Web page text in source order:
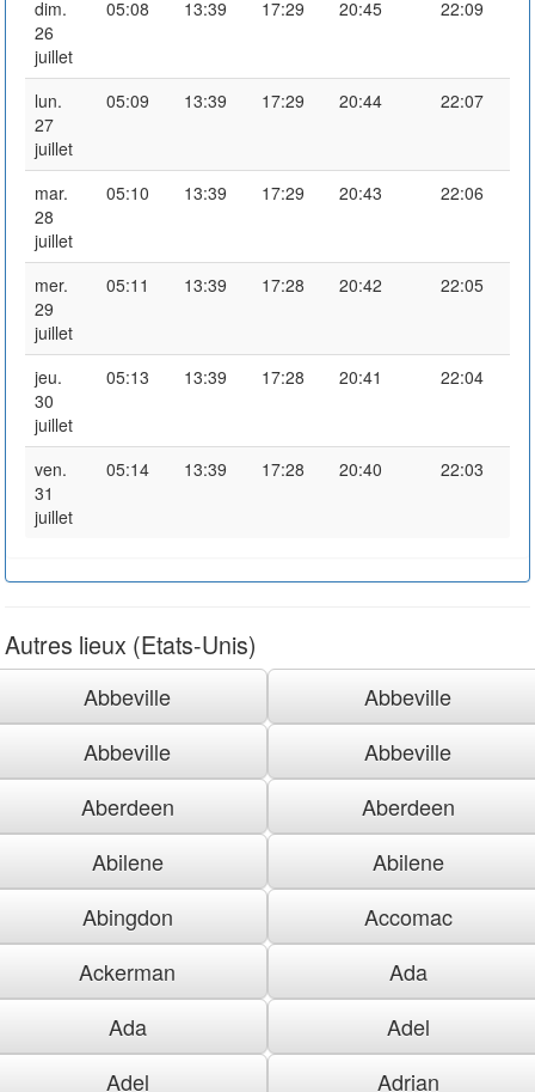
dim.
26
juillet
05:08 13:39 17:29 20:45 22:09
lun.
27
juillet
05:09 13:39 17:29 20:44 22:07
mar.
28
juillet
05:10 13:39 17:29 20:43 22:06
mer.
29
juillet
05:11 13:39 17:28 20:42 22:05
jeu.
30
juillet
05:13 13:39 17:28 20:41 22:04
ven.
31
juillet
05:14 13:39 17:28 20:40 22:03
Autres lieux (Etats-Unis)
Abbeville
Abbeville
Abbeville
Abbeville
Aberdeen
Aberdeen
Abilene
Abilene
Abingdon
Accomac
Ackerman
Ada
Ada
Adel
Adel
Adrian